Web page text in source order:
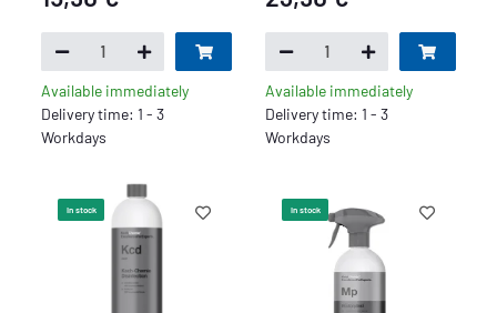
Available immediately
Delivery time: 1 - 3
Workdays
Available immediately
Delivery time: 1 - 3
Workdays
In stock In stock